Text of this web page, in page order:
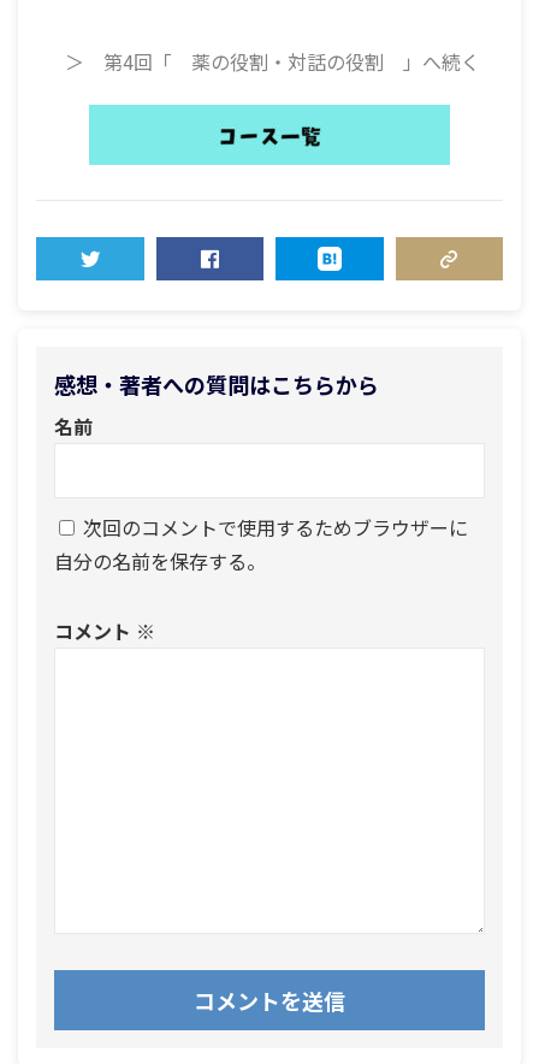
＞ 第4回「 薬の役割・対話の役割 」へ続く
感想・著者への質問はこちらから
名前
次回のコメントで使用するためブラウザーに
自分の名前を保存する。
コメント ※